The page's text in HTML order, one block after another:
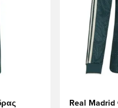
Real Madrid